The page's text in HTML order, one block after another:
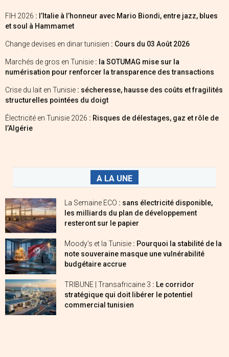
FIH 2026 : l’Italie à l’honneur avec Mario Biondi, entre jazz, blues
et soul à Hammamet
Change devises en dinar tunisien : Cours du 03 Août 2026
Marchés de gros en Tunisie : la SOTUMAG mise sur la
numérisation pour renforcer la transparence des transactions
Crise du lait en Tunisie : sécheresse, hausse des coûts et fragilités
structurelles pointées du doigt
Électricité en Tunisie 2026 : Risques de délestages, gaz et rôle de
l’Algérie
A LA UNE
La Semaine ECO : sans électricité disponible,
les milliards du plan de développement
resteront sur le papier
Moody’s et la Tunisie : Pourquoi la stabilité de la
note souveraine masque une vulnérabilité
budgétaire accrue
TRIBUNE | Transafricaine 3 : Le corridor
stratégique qui doit libérer le potentiel
commercial tunisien